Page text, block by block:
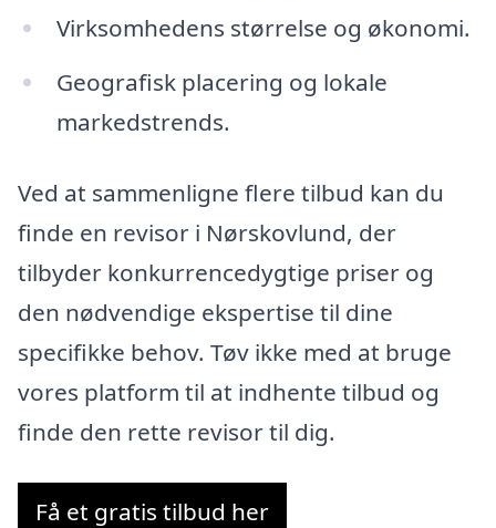
Virksomhedens størrelse og økonomi.
Geografisk placering og lokale
markedstrends.
Ved at sammenligne flere tilbud kan du
finde en revisor i Nørskovlund, der
tilbyder konkurrencedygtige priser og
den nødvendige ekspertise til dine
specifikke behov. Tøv ikke med at bruge
vores platform til at indhente tilbud og
finde den rette revisor til dig.
Få et gratis tilbud her